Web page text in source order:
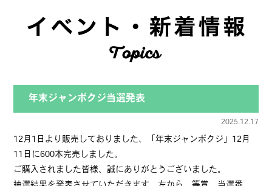
年末ジャンボクジ当選発表
2025.12.17
12月1日より販売しておりました、「年末ジャンボクジ」12月
11日に600本完売しました。
ご購入されました皆様、誠にありがとうございました。